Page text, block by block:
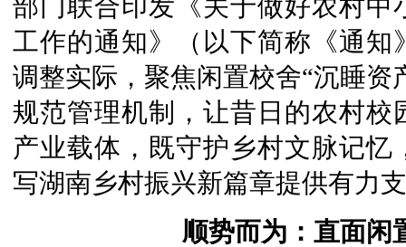
部门联合印发《关于做好农村
工作的通知》（以下简称《通
调整实际，聚焦闲置校舍“沉睡
规范管理机制，让昔日的农村
产业载体，既守护乡村文脉记
写湖南乡村振兴新篇章提供有力
顺势而为：直面闲